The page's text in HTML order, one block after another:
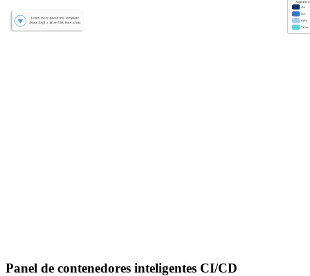
Panel de contenedores inteligentes CI/CD